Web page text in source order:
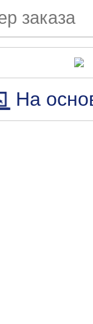
На